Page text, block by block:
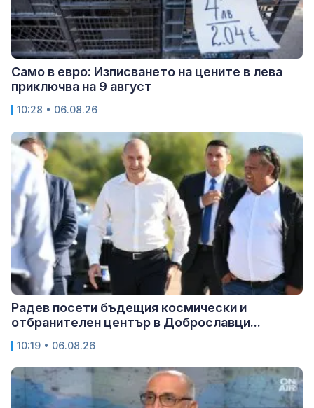
Само в евро: Изписването на цените в лева
приключва на 9 август
10:28 • 06.08.26
Радев посети бъдещия космически и
отбранителен център в Доброславци...
10:19 • 06.08.26